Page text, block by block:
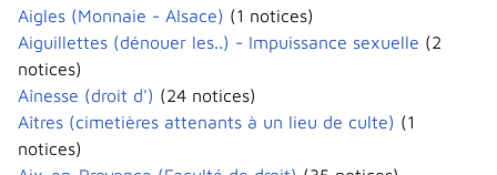
Aigles (Monnaie - Alsace) (1 notices)
Aiguillettes (dénouer les..) - Impuissance sexuelle (2
notices)
Aînesse (droit d') (24 notices)
Aîtres (cimetières attenants à un lieu de culte) (1
notices)